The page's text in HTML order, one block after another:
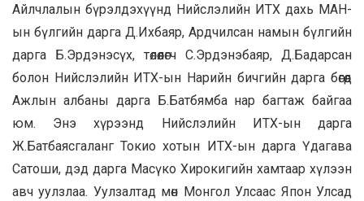
Айлчлалын бүрэлдэхүүнд Нийслэлийн ИТХ дахь МАН-
ын бүлгийн дарга Д.Ихбаяр, Ардчилсан намын бүлгийн
дарга Б.Эрдэнэсүх, төлөөлөгч С.Эрдэнэбаяр, Д.Бадарсан
болон Нийслэлийн ИТХ-ын Нарийн бичгийн дарга бөгөөд
Ажлын албаны дарга Б.Батбямба нар багтаж байгаа
юм. Энэ хүрээнд Нийслэлийн ИТХ-ын дарга
Ж.Батбаясгаланг Токио хотын ИТХ-ын дарга Үдагава
Сатоши, дэд дарга Масүко Хирокигийн хамтаар хүлээн
авч уулзлаа. Уулзалтад мөн Монгол Улсаас Япон Улсад